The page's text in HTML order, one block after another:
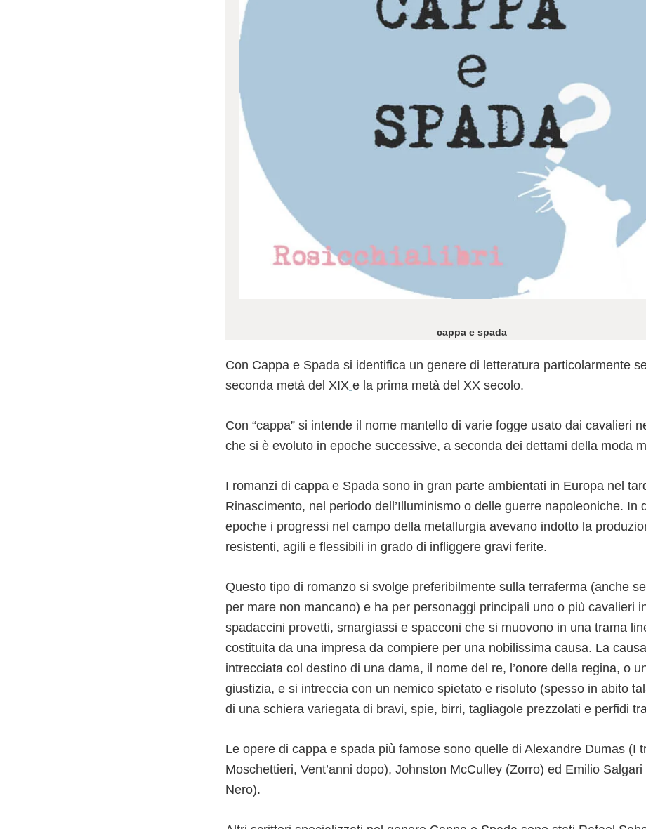
cappa e spada
Con Cappa e Spada si identifica un genere di letteratura particolarmente
seconda metà del XIX e la prima metà del XX secolo.
Con “cappa” si intende il nome mantello di varie fogge usato dai cavalieri
che si è evoluto in epoche successive, a seconda dei dettami della moda
I romanzi di cappa e Spada sono in gran parte ambientati in Europa nel
Rinascimento, nel periodo dell’Illuminismo o delle guerre napoleoniche. In
epoche i progressi nel campo della metallurgia avevano indotto la
resistenti, agili e flessibili in grado di infliggere gravi ferite.
Questo tipo di romanzo si svolge preferibilmente sulla terraferma (anche
per mare non mancano) e ha per personaggi principali uno o più cavalieri
spadaccini provetti, smargiassi e spacconi che si muovono in una trama
costituita da una impresa da compiere per una nobilissima causa. La
intrecciata col destino di una dama, il nome del re, l’onore della regina, o
giustizia, e si intreccia con un nemico spietato e risoluto (spesso in abito
di una schiera variegata di bravi, spie, birri, tagliagole prezzolati e perfidi
Le opere di cappa e spada più famose sono quelle di Alexandre Dumas (I
Moschettieri, Vent’anni dopo), Johnston McCulley (Zorro) ed Emilio
Nero).